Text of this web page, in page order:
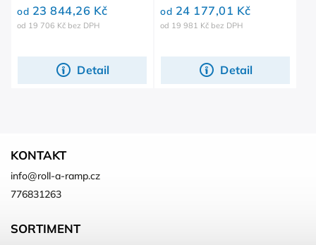
od 19 706 Kč bez DPH
od 23 844,26 Kč
Detail
od 19 981 Kč bez DPH
od 24 177,01 Kč
Detail
KONTAKT
info@roll-a-ramp.cz
776831263
SORTIMENT